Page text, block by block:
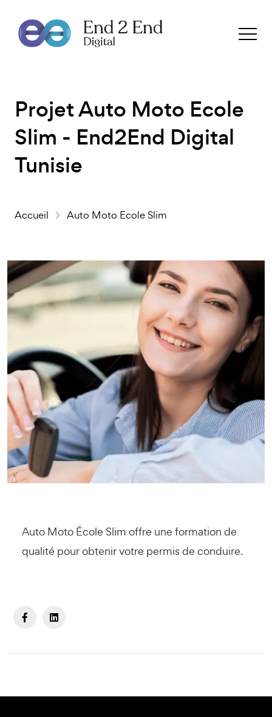
Projet Auto Moto Ecole
Slim - End2End Digital
Tunisie
Accueil Auto Moto Ecole Slim
Auto Moto École Slim offre une formation de
qualité pour obtenir votre permis de conduire.